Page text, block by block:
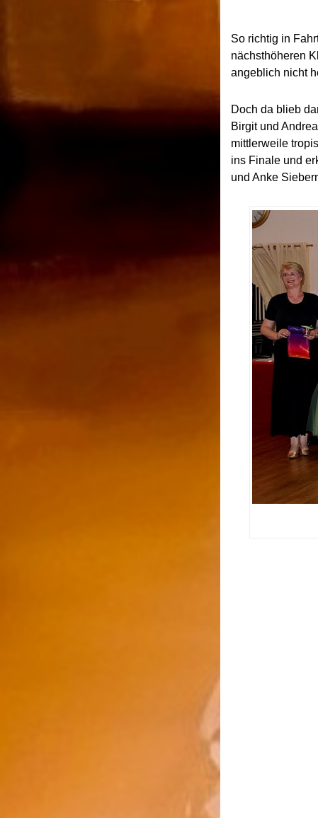
So richtig in
nächsthöheren
angeblich nicht
Doch da blieb
Birgit und
mittlerweile
ins Finale und
und Anke